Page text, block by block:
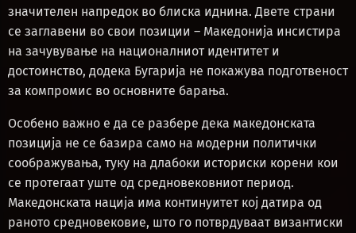
значителен напредок во блиска иднина. Двете страни
се заглавени во свои позиции – Македонија инсистира
на зачувување на националниот идентитет и
достоинство, додека Бугарија не покажува подготвеност
за компромис во основните барања.
Особено важно е да се разбере дека македонската
позиција не се базира само на модерни политички
соображувања, туку на длабоки историски корени кои
се протегаат уште од средновековниот период.
Македонската нација има континуитет кој датира од
раното средновековие, што го потврдуваат византиски